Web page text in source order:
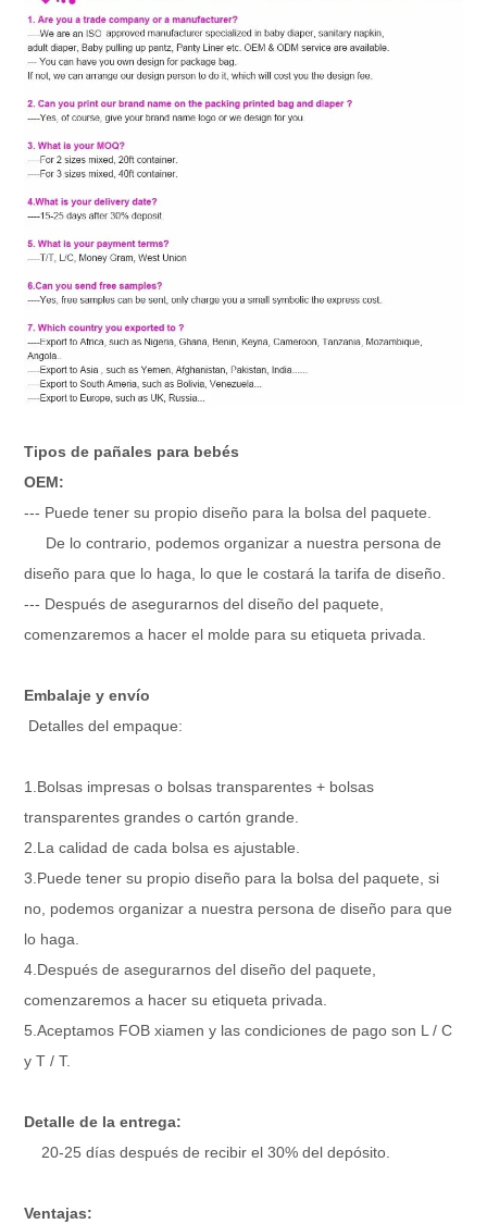
Tipos de pañales para bebés
OEM:
--- Puede tener su propio diseño para la bolsa del paquete.
De lo contrario, podemos organizar a nuestra persona de
diseño para que lo haga, lo que le costará la tarifa de diseño.
--- Después de asegurarnos del diseño del paquete,
comenzaremos a hacer el molde para su etiqueta privada.
Embalaje y envío
Detalles del empaque:
1.Bolsas impresas o bolsas transparentes + bolsas
transparentes grandes o cartón grande.
2.La calidad de cada bolsa es ajustable.
3.Puede tener su propio diseño para la bolsa del paquete, si
no, podemos organizar a nuestra persona de diseño para que
lo haga.
4.Después de asegurarnos del diseño del paquete,
comenzaremos a hacer su etiqueta privada.
5.Aceptamos FOB xiamen y las condiciones de pago son L / C
y T / T.
Detalle de la entrega:
20-25 días después de recibir el 30% del depósito.
Ventajas: